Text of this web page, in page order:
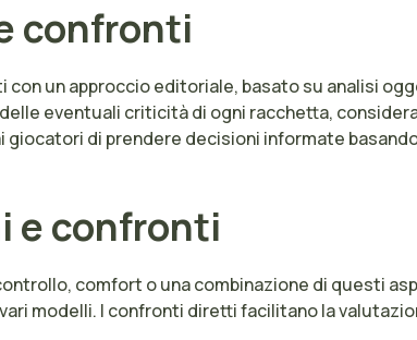
confronti
un approccio editoriale, basato su analisi
eventuali criticità di ogni racchetta,
di prendere decisioni informate
e confronti
comfort o una combinazione di questi
modelli. I confronti diretti facilitano la